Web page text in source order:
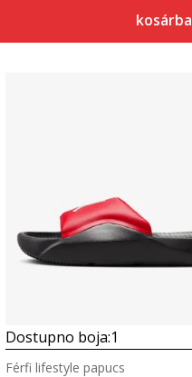
kosárba
Összehasonlítás
Dostupno boja:1
Férfi lifestyle papucs